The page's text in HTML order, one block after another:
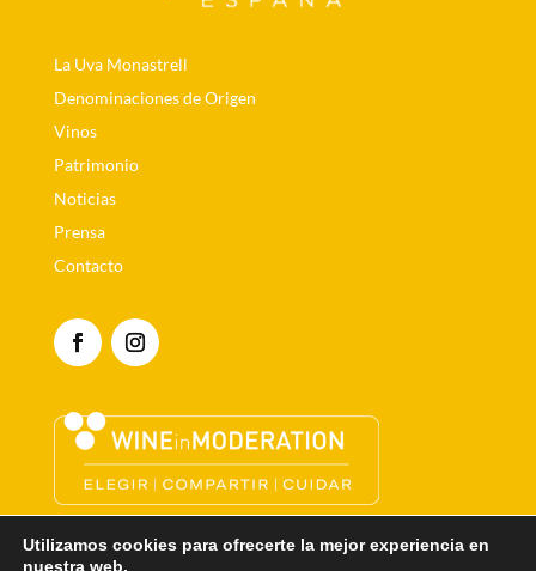
La Uva Monastrell
Denominaciones de Origen
Vinos
Patrimonio
Noticias
Prensa
Contacto
Aviso Legal|Política de privacidad|Política de
Utilizamos cookies para ofrecerte la mejor experiencia en
nuestra web.